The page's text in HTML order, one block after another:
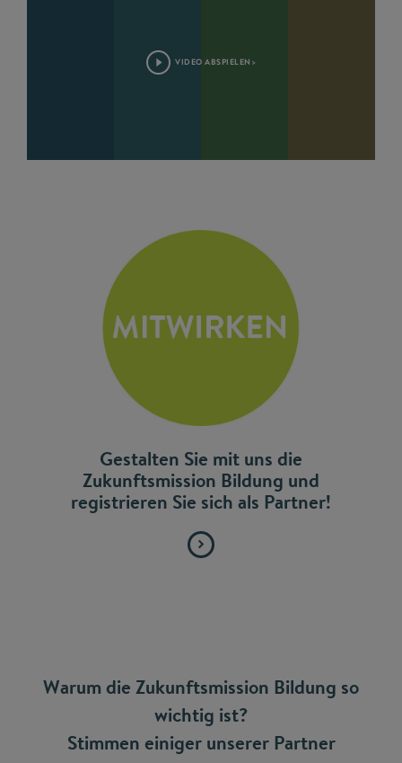
VIDEO ABSPIELEN>
Gestalten Sie mit uns die
Zukunftsmission Bildung und
registrieren Sie sich als Partner!
Warum die Zukunftsmission Bildung so
wichtig ist?
Stimmen einiger unserer Partner